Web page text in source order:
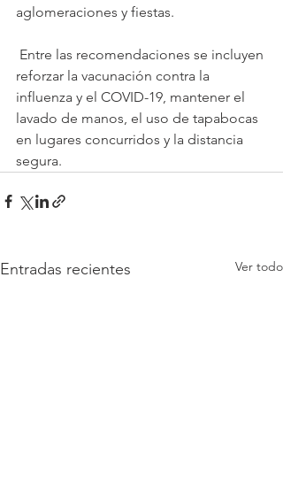
aglomeraciones y fiestas.
reforzar la vacunación contra la
influenza y el COVID-19, mantener el
lavado de manos, el uso de tapabocas
en lugares concurridos y la distancia
segura.
Entradas recientes Ver todo